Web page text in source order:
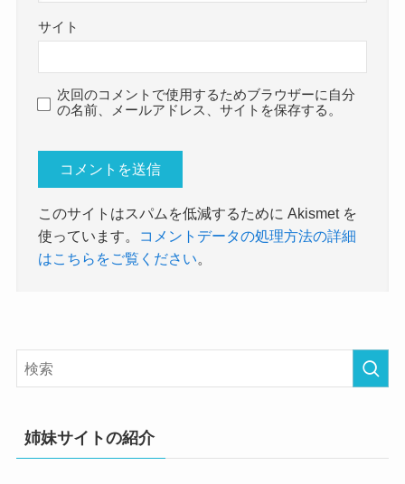
サイト
次回のコメントで使用するためブラウザーに自分
の名前、メールアドレス、サイトを保存する。
このサイトはスパムを低減するために Akismet を
使っています。
コメントデータの処理方法の詳細
はこちらをご覧ください。
姉妹サイトの紹介